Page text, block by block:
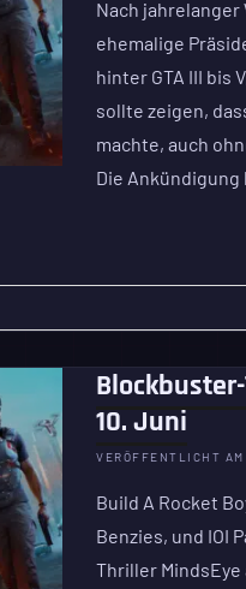
Nach
ehemalige
hinter GTA III bis
sollte zeigen,
machte, auch
Die
10. Juni
VERÖFFENTLICHT
Build A Rocket
Benzies, und IOI
Thriller MindsEye